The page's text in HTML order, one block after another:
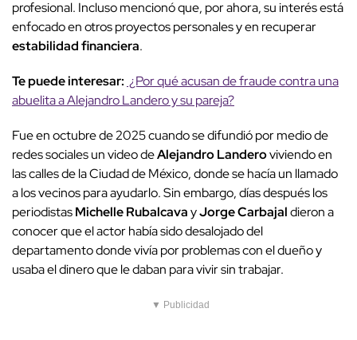
profesional. Incluso mencionó que, por ahora, su interés está
enfocado en otros proyectos personales y en recuperar
estabilidad financiera.
Te puede interesar: ¿Por qué acusan de fraude contra una
abuelita a Alejandro Landero y su pareja?
Fue en octubre de 2025 cuando se difundió por medio de
redes sociales un video deAlejandro Landeroviviendo en
las calles de la Ciudad de México, donde se hacía un llamado
a los vecinos para ayudarlo. Sin embargo, días después los
periodistasMichelle RubalcavayJorge Carbajaldieron a
conocer que el actor había sido desalojado del
departamento donde vivía por problemas con el dueño y
usaba el dinero que le daban para vivir sin trabajar.
▼ Publicidad